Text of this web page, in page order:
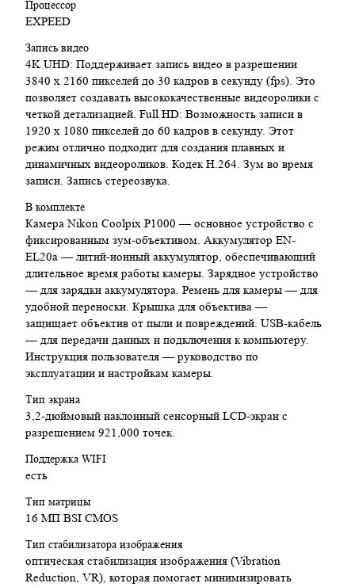
Процессор: EXPEED
Запись видео: 4K UHD до 30p, Full HD до 60p
Оптический зум: 125x (эквивалентно 24-3000 мм)
ISO: 100–6400 (расширяемый до 25600)
Экран: 3,2" наклонный LCD
Подключение: Wi-Fi, Bluetooth, USB-C, HDMI
Габариты: 118,8 х 146,3 х 181,3 мм
Вес: 1415 г (только корпус)
Заключение:
Nikon Coolpix P1000 — это универсальный суперзум-аппарат,
который предлагает великолепные возможности для съемки
различных сцен. Его большой зум и возможности записи
видео делают его отличным выбором для любителей
фотографии и видеографии.
Процессор
EXPEED
Запись видео
4K UHD: Поддерживает запись видео в разрешении
3840 x 2160 пикселей до 30 кадров в секунду (fps). Это
позволяет создавать высококачественные видеоролики с
четкой детализацией. Full HD: Возможность записи в
1920 x 1080 пикселей до 60 кадров в секунду. Этот
режим отлично подходит для создания плавных и
динамичных видеороликов. Кодек H.264. Зум во время
записи. Запись стереозвука.
В комплекте
Камера Nikon Coolpix P1000 — основное устройство с
фиксированным зум-объективом. Аккумулятор EN-
EL20a — литий-ионный аккумулятор, обеспечивающий
длительное время работы камеры. Зарядное устройство
— для зарядки аккумулятора. Ремень для камеры — для
удобной переноски. Крышка для объектива —
защищает объектив от пыли и повреждений. USB-кабель
— для передачи данных и подключения к компьютеру.
Инструкция пользователя — руководство по
эксплуатации и настройкам камеры.
Тип экрана
3,2-дюймовый наклонный сенсорный LCD-экран с
разрешением 921,000 точек.
Поддержка WIFI
есть
Тип матрицы
16 МП BSI CMOS
Тип стабилизатора изображения
оптическая стабилизация изображения (Vibration
Reduction, VR), которая помогает минимизировать